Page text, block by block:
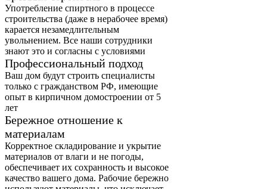
Употребление спиртного в процессе
строительства (даже в нерабочее время)
карается незамедлительным
увольнением. Все наши сотрудники
знают это и согласны с условиями
Профессиональный подход
Ваш дом будут строить специалисты
только с гражданством РФ, имеющие
опыт в кирпичном домостроении от 5
лет
Бережное отношение к
материалам
Корректное складирование и укрытие
материалов от влаги и не погоды,
обеспечивает их сохранность и высокое
качество вашего дома. Рабочие бережно